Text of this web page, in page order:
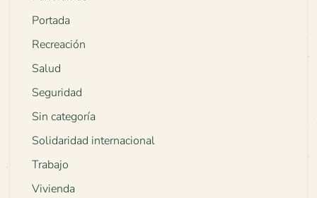
Portada
Recreación
Salud
Seguridad
Sin categoría
Solidaridad internacional
Trabajo
Vivienda